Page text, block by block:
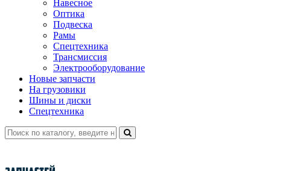
Навесное
Оптика
Подвеска
Рамы
Спецтехника
Трансмиссия
Электрооборудование
Новые запчасти
На грузовики
Шины и диски
Спецтехника